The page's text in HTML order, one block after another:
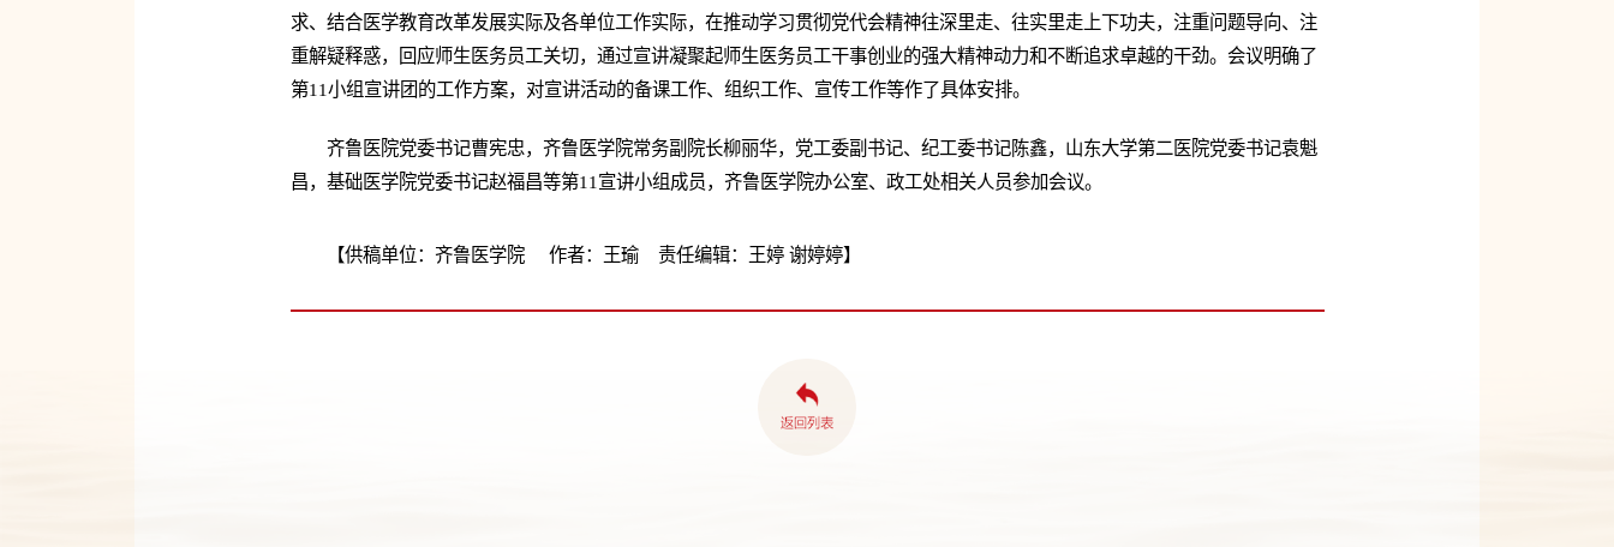
求、结合医学教育改革发展实际及各单位工作实际，在推动学习贯彻党代会精神往深里走、往实里走上下功夫，注重问题导向、注
重解疑释惑，回应师生医务员工关切，通过宣讲凝聚起师生医务员工干事创业的强大精神动力和不断追求卓越的干劲。会议明确了
第11小组宣讲团的工作方案，对宣讲活动的备课工作、组织工作、宣传工作等作了具体安排。
齐鲁医院党委书记曹宪忠，齐鲁医学院常务副院长柳丽华，党工委副书记、纪工委书记陈鑫，山东大学第二医院党委书记袁魁
昌，基础医学院党委书记赵福昌等第11宣讲小组成员，齐鲁医学院办公室、政工处相关人员参加会议。
【供稿单位：齐鲁医学院 作者：王瑜 责任编辑：王婷 谢婷婷】